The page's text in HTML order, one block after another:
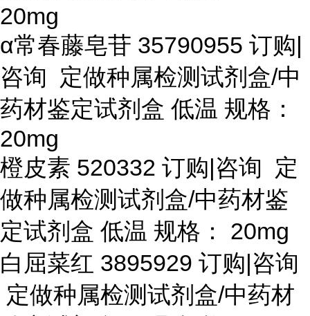
20mg
α常春藤皂苷 35790955 订购|
咨询 定做种属检测试剂盒/中
药材鉴定试剂盒 低温 规格：
20mg
橙皮素 520332 订购|咨询 定
做种属检测试剂盒/中药材鉴
定试剂盒 低温 规格： 20mg
白屈菜红 3895929 订购|咨询
定做种属检测试剂盒/中药材